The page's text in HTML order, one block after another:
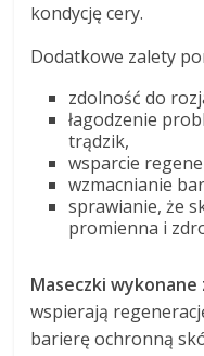
kondycję cery.
Dodatkowe zalety
zdolność do
łagodzenie
trądzik,
wsparcie
wzmacnianie
sprawianie, że
promienna i
Maseczki
wspierają
barierę ochronną